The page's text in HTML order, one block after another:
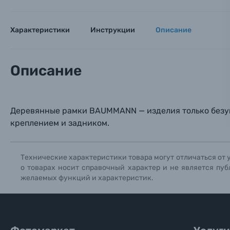
Материалы
Фотоальбомы
Солнцезащитные очки
Характеристики Инструкции Описание
Описание
Деревянные рамки BAUMMANN — изделия только
креплением и задником.
Технические характеристики товара могут отличаться
о товарах носит справочный характер и не является
желаемых функций и характеристик.